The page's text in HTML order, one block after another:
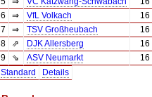
6
⇒ VfL Volkach
16
7
⇒ TSV Großheubach
16
8
⇗ DJK Allersberg
16
9
⇘ ASV Neumarkt
16
Standard
Details